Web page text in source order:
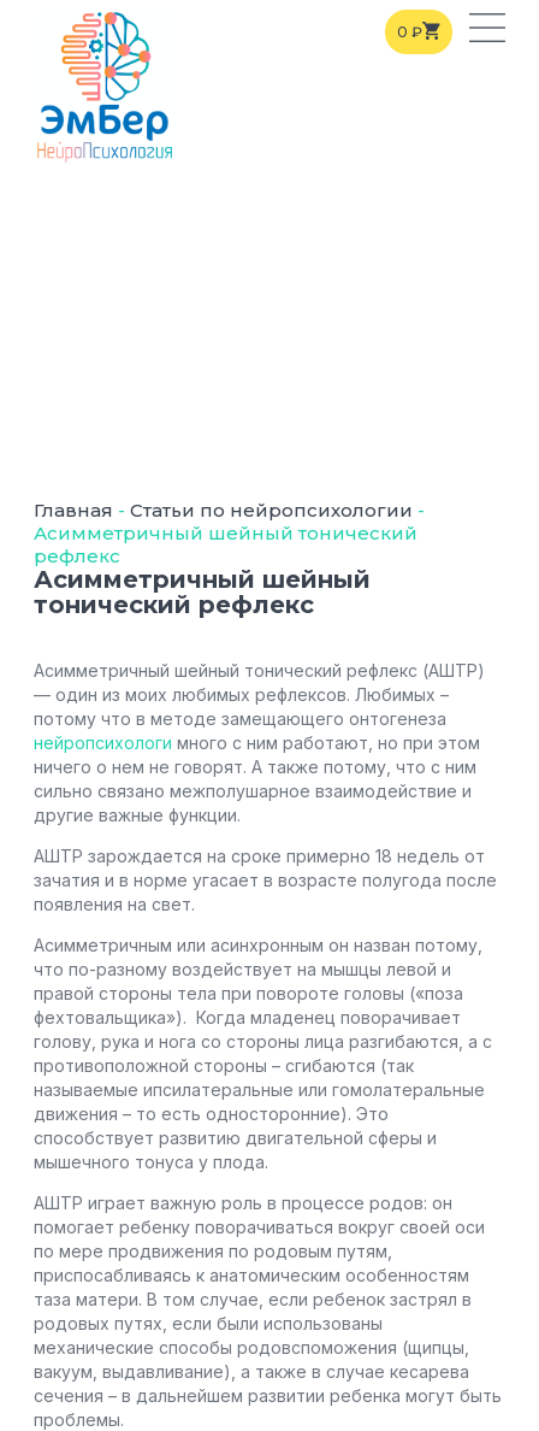
0 ₽
Главная - Статьи по нейропсихологии -
Асимметричный шейный тонический
рефлекс
Асимметричный шейный
тонический рефлекс
Асимметричный шейный тонический рефлекс (АШТР)
— один из моих любимых рефлексов. Любимых –
потому что в методе замещающего онтогенеза
нейропсихологи много с ним работают, но при этом
ничего о нем не говорят. А также потому, что с ним
сильно связано межполушарное взаимодействие и
другие важные функции.
АШТР зарождается на сроке примерно 18 недель от
зачатия и в норме угасает в возрасте полугода после
появления на свет.
Асимметричным или асинхронным он назван потому,
что по-разному воздействует на мышцы левой и
правой стороны тела при повороте головы («поза
фехтовальщика»). Когда младенец поворачивает
голову, рука и нога со стороны лица разгибаются, а с
противоположной стороны – сгибаются (так
называемые ипсилатеральные или гомолатеральные
движения – то есть односторонние). Это
способствует развитию двигательной сферы и
мышечного тонуса у плода.
АШТР играет важную роль в процессе родов: он
помогает ребенку поворачиваться вокруг своей оси
по мере продвижения по родовым путям,
приспосабливаясь к анатомическим особенностям
таза матери. В том случае, если ребенок застрял в
родовых путях, если были использованы
механические способы родовспоможения (щипцы,
вакуум, выдавливание), а также в случае кесарева
сечения – в дальнейшем развитии ребенка могут быть
проблемы.